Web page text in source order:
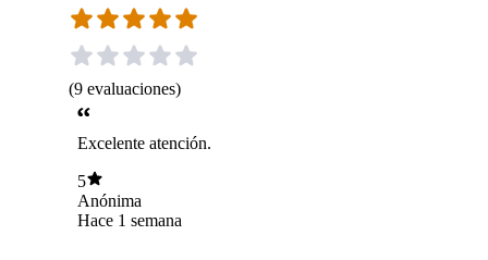
(9 evaluaciones)
Excelente atención.
5
Anónima
Hace 1 semana